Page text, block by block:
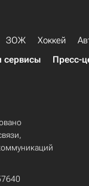
ЗОЖ Хоккей
сервисы Пресс-